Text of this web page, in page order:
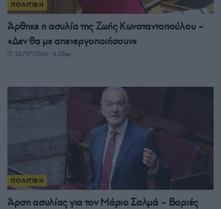
ΠΟΛΙΤΙΚΗ
Άρθηκε η ασυλία της Ζωής Κωνσταντοπούλου –
«Δεν θα με απενεργοποιήσουν»
22/07/2026 - 6:20μμ
ΠΟΛΙΤΙΚΗ
Άρση ασυλίας για τον Μάριο Σαλμά – Βαριές